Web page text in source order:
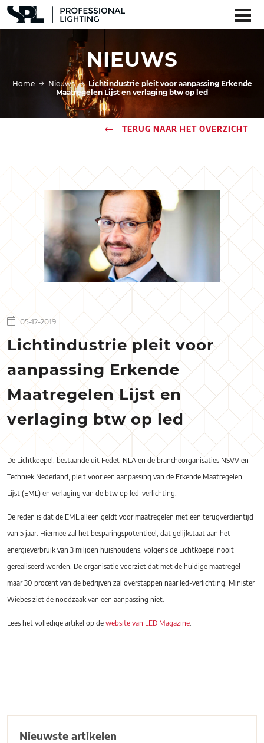
NIEUWS
Home Nieuws
Lichtindustrie pleit voor aanpassing Erkende
Maatregelen Lijst en verlaging btw op led
TERUG NAAR HET OVERZICHT
05-12-2019
Lichtindustrie pleit voor
aanpassing Erkende
Maatregelen Lijst en
verlaging btw op led
De Lichtkoepel, bestaande uit Fedet-NLA en de brancheorganisaties NSVV en
Techniek Nederland, pleit voor een aanpassing van de Erkende Maatregelen
Lijst (EML) en verlaging van de btw op led-verlichting.
De reden is dat de EML alleen geldt voor maatregelen met een terugverdientijd
van 5 jaar. Hiermee zal het besparingspotentieel, dat gelijkstaat aan het
energieverbruik van 3 miljoen huishoudens, volgens de Lichtkoepel nooit
gerealiseerd worden. De organisatie voorziet dat met de huidige maatregel
maar 30 procent van de bedrijven zal overstappen naar led-verlichting. Minister
Wiebes ziet de noodzaak van een aanpassing niet.
Lees het volledige artikel op dewebsite van LED Magazine
Nieuwste artikelen